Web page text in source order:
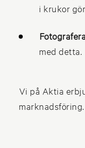
i krukor
med detta.
Vi på Aktia